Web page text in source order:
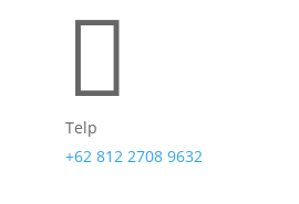

Telp
+62 812 2708 9632